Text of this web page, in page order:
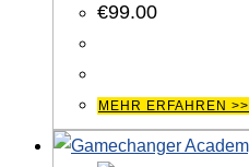
€99.00
MEHR ERFAHREN >>